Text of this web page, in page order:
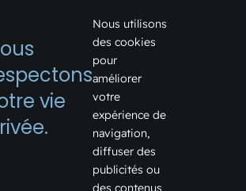
1075, boulevard Firestone
Joliette, Québec J6E 6X6
Voir sur Google Map →
Téléphone:
vie
Nous utilisons
des cookies
pour
améliorer
votre
expérience de
navigation,
diffuser des
publicités ou
des contenus